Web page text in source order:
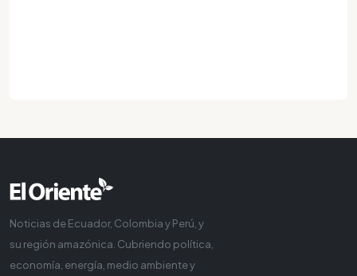
Noticias de Ecuador, Colombia y Perú, y
su región amazónica. Cubriendo política,
economía, energía, medio ambiente y